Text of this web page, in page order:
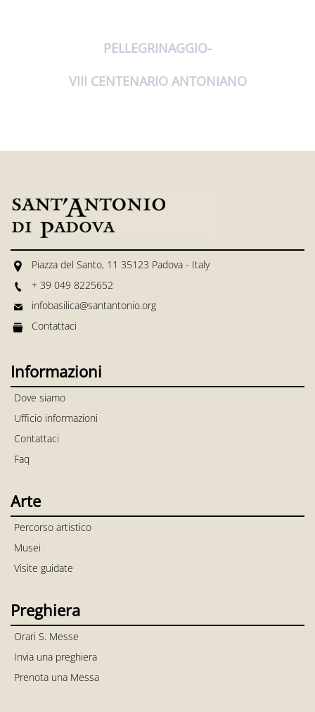
PELLEGRINAGGIO
VIII CENTENARIO ANTONIANO
Piazza del Santo, 11 35123 Padova - Italy
+ 39 049 8225652
infobasilica@santantonio.org
Contattaci
Informazioni
Dove siamo
Ufficio informazioni
Contattaci
Faq
Arte
Percorso artistico
Musei
Visite guidate
Preghiera
Orari S. Messe
Invia una preghiera
Prenota una Messa